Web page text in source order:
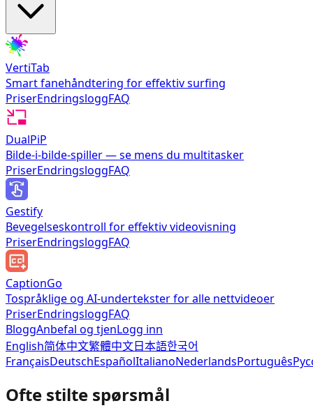
VertiTab
Smart fanehåndtering for effektiv surfing
PriserEndringsloggFAQ
DualPiP
Bilde-i-bilde-spiller — se mens du multitasker
PriserEndringsloggFAQ
Gestify
Bevegelseskontroll for effektiv videovisning
PriserEndringsloggFAQ
CaptionGo
Tospråklige og AI-undertekster for alle nettvideoer
PriserEndringsloggFAQ
BloggAnbefal og tjenLogg inn
English简体中文繁體中文日本語한국어
FrançaisDeutschEspañolItalianoNederlandsPortuguês
Ofte stilte spørsmål